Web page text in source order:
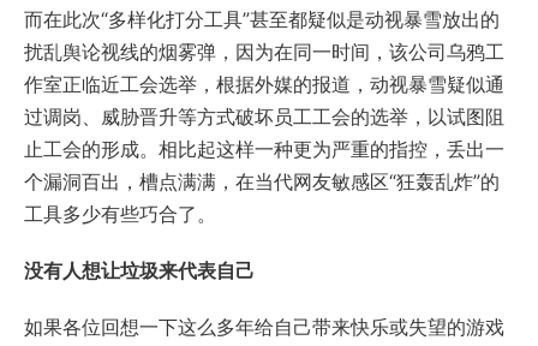
而在此次“多样化打分工具”甚至都疑似是动视暴雪放出的
扰乱舆论视线的烟雾弹，因为在同一时间，该公司乌鸦工
作室正临近工会选举，根据外媒的报道，动视暴雪疑似通
过调岗、威胁晋升等方式破坏员工工会的选举，以试图阻
止工会的形成。相比起这样一种更为严重的指控，丢出一
个漏洞百出，槽点满满，在当代网友敏感区“狂轰乱炸”的
工具多少有些巧合了。
没有人想让垃圾来代表自己
如果各位回想一下这么多年给自己带来快乐或失望的游戏